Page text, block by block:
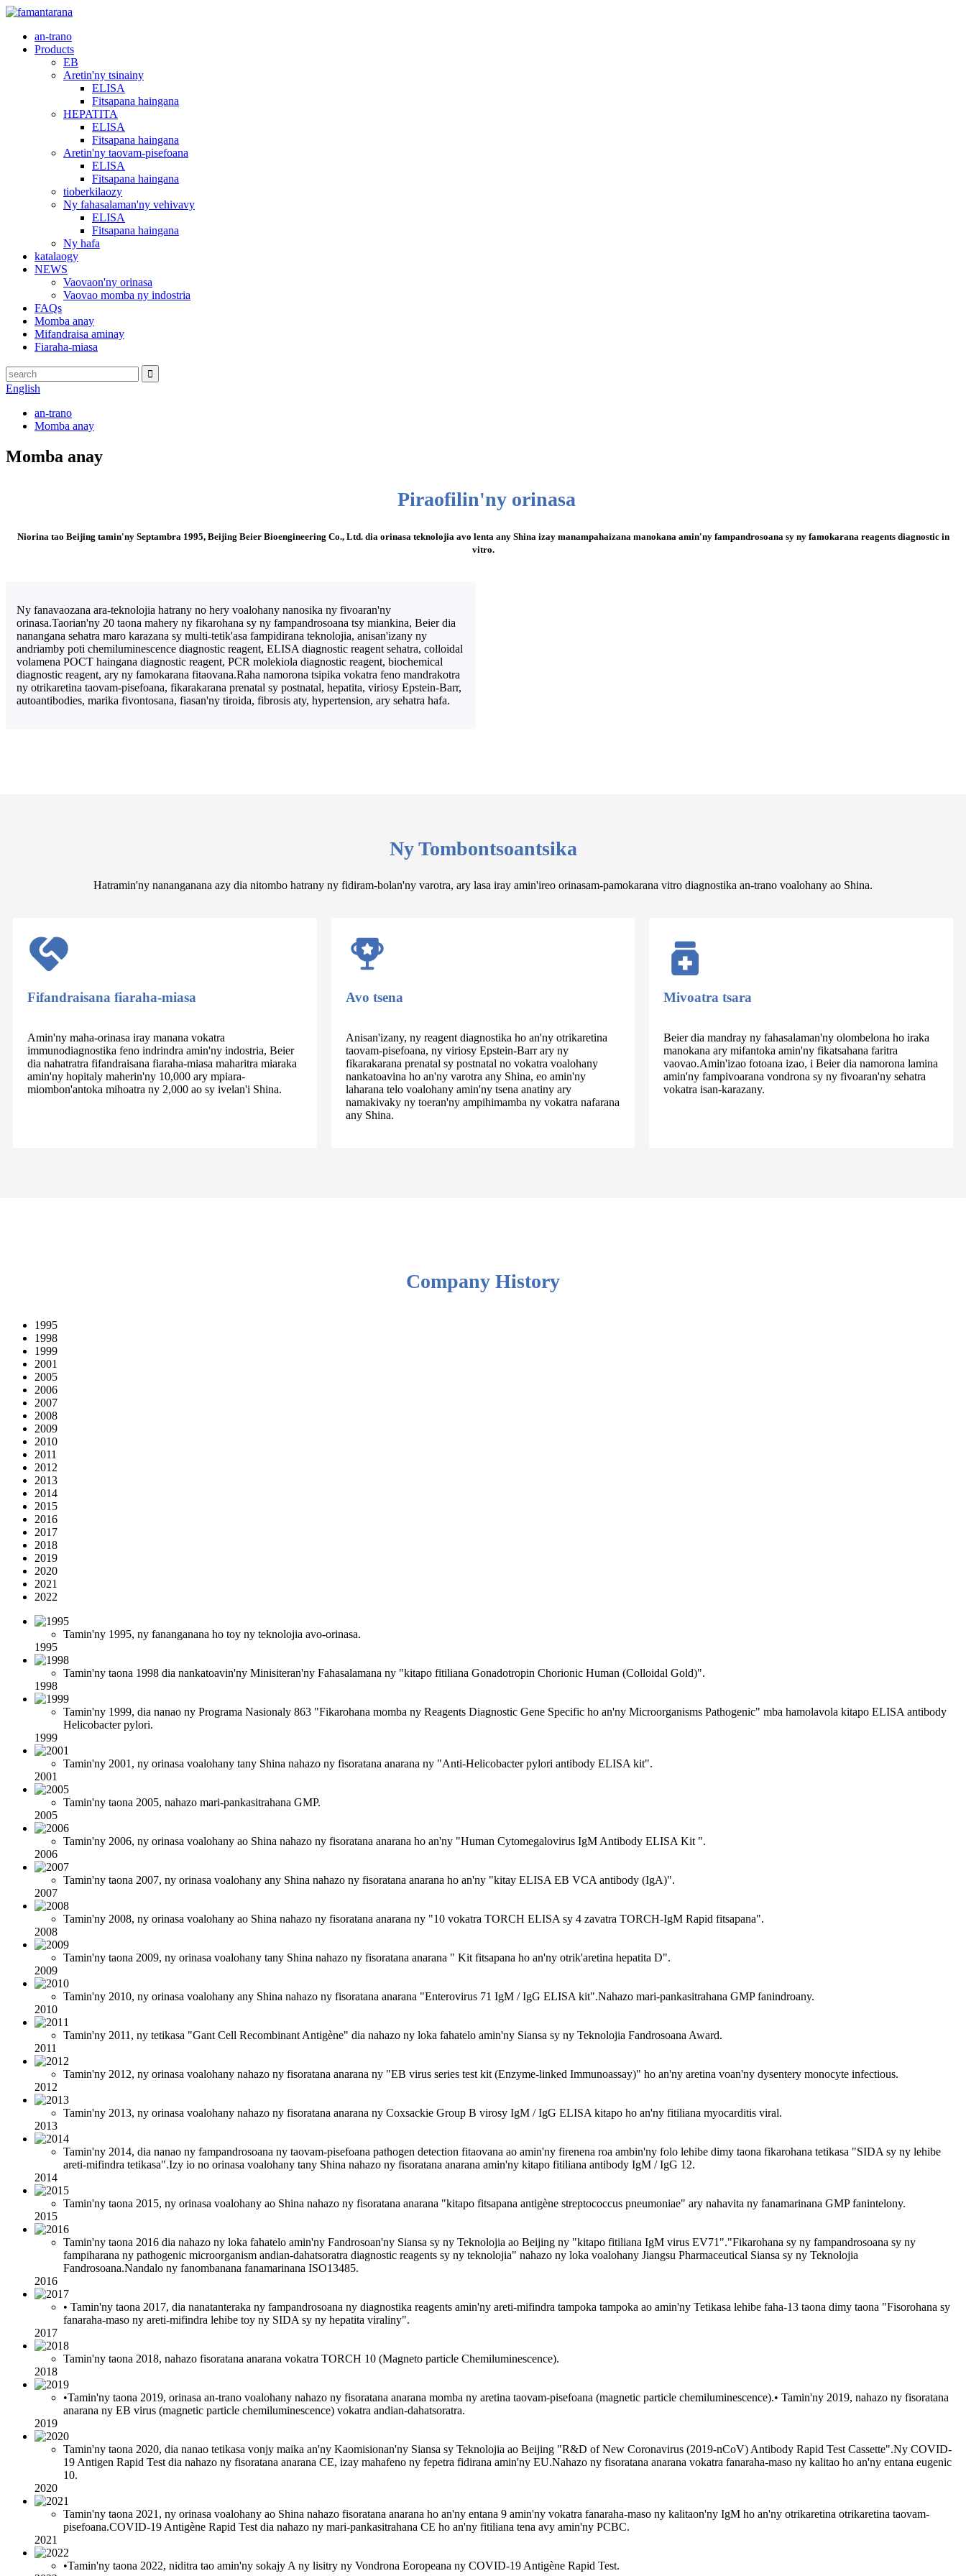
an-trano
Products
EB
Aretin'ny tsinainy
ELISA
Fitsapana haingana
HEPATITA
ELISA
Fitsapana haingana
Aretin'ny taovam-pisefoana
ELISA
Fitsapana haingana
tioberkilaozy
Ny fahasalaman'ny vehivavy
ELISA
Fitsapana haingana
Ny hafa
katalaogy
NEWS
Vaovaon'ny orinasa
Vaovao momba ny indostria
FAQs
Momba anay
Mifandraisa aminay
Fiaraha-miasa
English
an-trano
Momba anay
Momba anay
Piraofilin'ny orinasa
Niorina tao Beijing tamin'ny Septambra 1995, Beijing Beier Bioengineering Co., Ltd. dia orinasa teknolojia avo lenta any Shina izay manampahaizana manokana amin'ny fampandrosoana sy ny famokarana reagents diagnostic in
vitro.
Ny fanavaozana ara-teknolojia hatrany no hery voalohany nanosika ny fivoaran'ny
orinasa.Taorian'ny 20 taona mahery ny fikarohana sy ny fampandrosoana tsy miankina, Beier dia
nanangana sehatra maro karazana sy multi-tetik'asa fampidirana teknolojia, anisan'izany ny
andriamby poti chemiluminescence diagnostic reagent, ELISA diagnostic reagent sehatra, colloidal
volamena POCT haingana diagnostic reagent, PCR molekiola diagnostic reagent, biochemical
diagnostic reagent, ary ny famokarana fitaovana.Raha namorona tsipika vokatra feno mandrakotra
ny otrikaretina taovam-pisefoana, fikarakarana prenatal sy postnatal, hepatita, viriosy Epstein-Barr,
autoantibodies, marika fivontosana, fiasan'ny tiroida, fibrosis aty, hypertension, ary sehatra hafa.
Ny Tombontsoantsika
Hatramin'ny nananganana azy dia nitombo hatrany ny fidiram-bolan'ny varotra, ary lasa iray amin'ireo orinasam-pamokarana vitro diagnostika an-trano voalohany ao Shina.
Fifandraisana fiaraha-miasa
Amin'ny maha-orinasa iray manana vokatra
immunodiagnostika feno indrindra amin'ny indostria, Beier
dia nahatratra fifandraisana fiaraha-miasa maharitra miaraka
amin'ny hopitaly maherin'ny 10,000 ary mpiara-
miombon'antoka mihoatra ny 2,000 ao sy ivelan'i Shina.
Avo tsena
Anisan'izany, ny reagent diagnostika ho an'ny otrikaretina
taovam-pisefoana, ny viriosy Epstein-Barr ary ny
fikarakarana prenatal sy postnatal no vokatra voalohany
nankatoavina ho an'ny varotra any Shina, eo amin'ny
laharana telo voalohany amin'ny tsena anatiny ary
namakivaky ny toeran'ny ampihimamba ny vokatra nafarana
any Shina.
Mivoatra tsara
Beier dia mandray ny fahasalaman'ny olombelona ho iraka
manokana ary mifantoka amin'ny fikatsahana faritra
vaovao.Amin'izao fotoana izao, i Beier dia namorona lamina
amin'ny fampivoarana vondrona sy ny fivoaran'ny sehatra
vokatra isan-karazany.
Company History
1995
1998
1999
2001
2005
2006
2007
2008
2009
2010
2011
2012
2013
2014
2015
2016
2017
2018
2019
2020
2021
2022
Tamin'ny 1995, ny fananganana ho toy ny teknolojia avo-orinasa.
1995
Tamin'ny taona 1998 dia nankatoavin'ny Minisiteran'ny Fahasalamana ny "kitapo fitiliana Gonadotropin Chorionic Human (Colloidal Gold)".
1998
Tamin'ny 1999, dia nanao ny Programa Nasionaly 863 "Fikarohana momba ny Reagents Diagnostic Gene Specific ho an'ny Microorganisms Pathogenic" mba hamolavola kitapo ELISA antibody
Helicobacter pylori.
1999
Tamin'ny 2001, ny orinasa voalohany tany Shina nahazo ny fisoratana anarana ny "Anti-Helicobacter pylori antibody ELISA kit".
2001
Tamin'ny taona 2005, nahazo mari-pankasitrahana GMP.
2005
Tamin'ny 2006, ny orinasa voalohany ao Shina nahazo ny fisoratana anarana ho an'ny "Human Cytomegalovirus IgM Antibody ELISA Kit ".
2006
Tamin'ny taona 2007, ny orinasa voalohany any Shina nahazo ny fisoratana anarana ho an'ny "kitay ELISA EB VCA antibody (IgA)".
2007
Tamin'ny 2008, ny orinasa voalohany ao Shina nahazo ny fisoratana anarana ny "10 vokatra TORCH ELISA sy 4 zavatra TORCH-IgM Rapid fitsapana".
2008
Tamin'ny taona 2009, ny orinasa voalohany tany Shina nahazo ny fisoratana anarana " Kit fitsapana ho an'ny otrik'aretina hepatita D".
2009
Tamin'ny 2010, ny orinasa voalohany any Shina nahazo ny fisoratana anarana "Enterovirus 71 IgM / IgG ELISA kit".Nahazo mari-pankasitrahana GMP fanindroany.
2010
Tamin'ny 2011, ny tetikasa "Gant Cell Recombinant Antigène" dia nahazo ny loka fahatelo amin'ny Siansa sy ny Teknolojia Fandrosoana Award.
2011
Tamin'ny 2012, ny orinasa voalohany nahazo ny fisoratana anarana ny "EB virus series test kit (Enzyme-linked Immunoassay)" ho an'ny aretina voan'ny dysentery monocyte infectious.
2012
Tamin'ny 2013, ny orinasa voalohany nahazo ny fisoratana anarana ny Coxsackie Group B virosy IgM / IgG ELISA kitapo ho an'ny fitiliana myocarditis viral.
2013
Tamin'ny 2014, dia nanao ny fampandrosoana ny taovam-pisefoana pathogen detection fitaovana ao amin'ny firenena roa ambin'ny folo lehibe dimy taona fikarohana tetikasa "SIDA sy ny lehibe
areti-mifindra tetikasa".Izy io no orinasa voalohany tany Shina nahazo ny fisoratana anarana amin'ny kitapo fitiliana antibody IgM / IgG 12.
2014
Tamin'ny taona 2015, ny orinasa voalohany ao Shina nahazo ny fisoratana anarana "kitapo fitsapana antigène streptococcus pneumoniae" ary nahavita ny fanamarinana GMP fanintelony.
2015
Tamin'ny taona 2016 dia nahazo ny loka fahatelo amin'ny Fandrosoan'ny Siansa sy ny Teknolojia ao Beijing ny "kitapo fitiliana IgM virus EV71"."Fikarohana sy ny fampandrosoana sy ny
fampiharana ny pathogenic microorganism andian-dahatsoratra diagnostic reagents sy ny teknolojia" nahazo ny loka voalohany Jiangsu Pharmaceutical Siansa sy ny Teknolojia
Fandrosoana.Nandalo ny fanombanana fanamarinana ISO13485.
2016
• Tamin'ny taona 2017, dia nanatanteraka ny fampandrosoana ny diagnostika reagents amin'ny areti-mifindra tampoka tampoka ao amin'ny Tetikasa lehibe faha-13 taona dimy taona "Fisorohana sy
fanaraha-maso ny areti-mifindra lehibe toy ny SIDA sy ny hepatita viraliny".
2017
Tamin'ny taona 2018, nahazo fisoratana anarana vokatra TORCH 10 (Magneto particle Chemiluminescence).
2018
•Tamin'ny taona 2019, orinasa an-trano voalohany nahazo ny fisoratana anarana momba ny aretina taovam-pisefoana (magnetic particle chemiluminescence).• Tamin'ny 2019, nahazo ny fisoratana
anarana ny EB virus (magnetic particle chemiluminescence) vokatra andian-dahatsoratra.
2019
Tamin'ny taona 2020, dia nanao tetikasa vonjy maika an'ny Kaomisionan'ny Siansa sy Teknolojia ao Beijing "R&D of New Coronavirus (2019-nCoV) Antibody Rapid Test Cassette".Ny COVID-
19 Antigen Rapid Test dia nahazo ny fisoratana anarana CE, izay mahafeno ny fepetra fidirana amin'ny EU.Nahazo ny fisoratana anarana vokatra fanaraha-maso ny kalitao ho an'ny entana eugenic
10.
2020
Tamin'ny taona 2021, ny orinasa voalohany ao Shina nahazo fisoratana anarana ho an'ny entana 9 amin'ny vokatra fanaraha-maso ny kalitaon'ny IgM ho an'ny otrikaretina otrikaretina taovam-
pisefoana.COVID-19 Antigène Rapid Test dia nahazo ny mari-pankasitrahana CE ho an'ny fitiliana tena avy amin'ny PCBC.
2021
•Tamin'ny taona 2022, niditra tao amin'ny sokajy A ny lisitry ny Vondrona Eoropeana ny COVID-19 Antigène Rapid Test.